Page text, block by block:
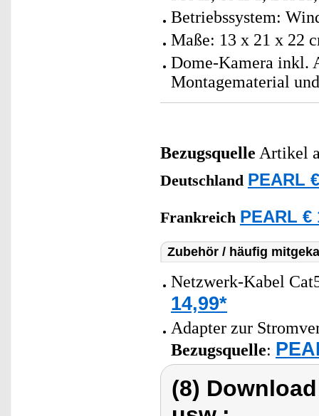
Betriebssystem:
Maße: 13 x 21 x 22
Dome-Kamera inkl.
Montagematerial
Bezugsquelle Artikel
Deutschland PEARL
Frankreich PEARL €
Zubehör / häufig
Netzwerk-Kabel
14,99*
Adapter zur
Bezugsquelle:
(8)